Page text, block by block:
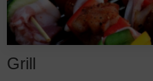
Grill